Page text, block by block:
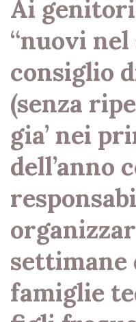
Ai
“nuovi nel
consiglio
(senza
gia’ nei
dell’anno
settimane
famiglie